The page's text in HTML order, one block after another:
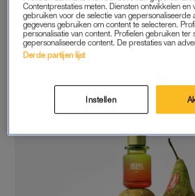
Het gaat hier om een eenmalige
natuurlijk extra gewild maakt. En
een opvallend vriendelijker prijskaartje
gewend bent: je koopt ’m voor nog
Contentprestaties meten. Diensten ontwikkelen en
gebruiken voor de selectie van gepersonaliseerde
gegevens gebruiken om content te selecteren.
personalisatie van content. Profielen gebruiken ter
gepersonaliseerde content. De prestaties van
Derde partijen lijst
Instellen